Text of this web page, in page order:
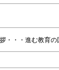
・・・進む教育